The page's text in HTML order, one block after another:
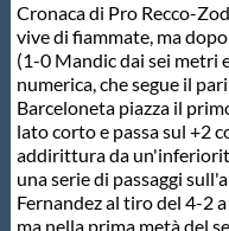
Sostenibilità
Privacy
Cookie Policy
Cronaca di Pro Recco-
vive di fiammate, ma
(1-0 Mandic dai sei metri
numerica, che segue il
Barceloneta piazza il
lato corto e passa sul +2
addirittura da
una serie di passaggi
Fernandez al tiro del 4-2
ma nella prima metà del